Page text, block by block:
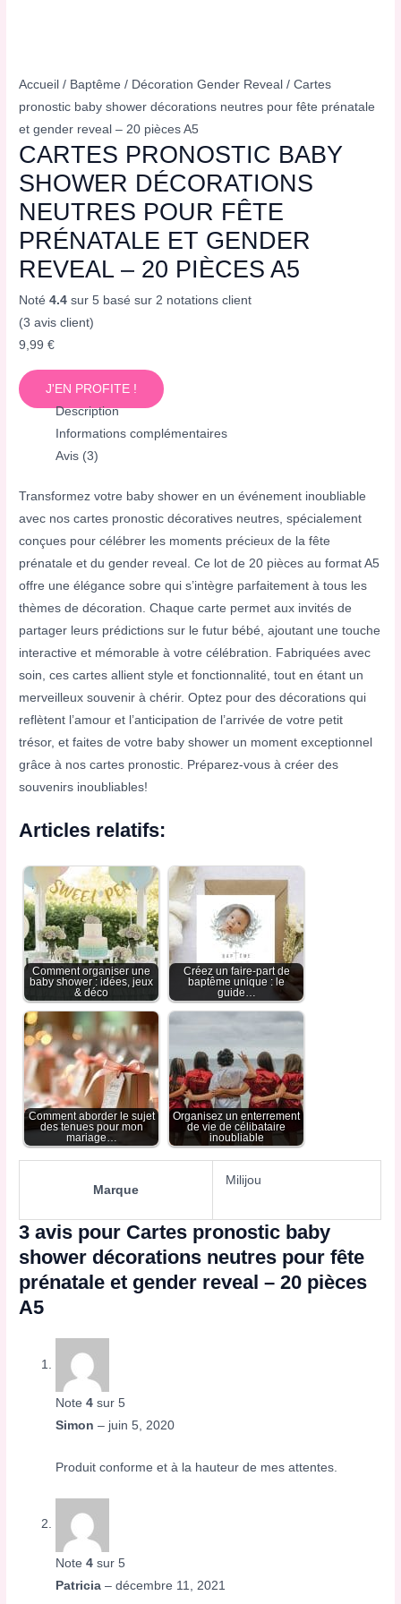
Accueil / Baptême / Décoration Gender Reveal / Cartes
pronostic baby shower décorations neutres pour fête prénatale
et gender reveal – 20 pièces A5
CARTES PRONOSTIC BABY
SHOWER DÉCORATIONS
NEUTRES POUR FÊTE
PRÉNATALE ET GENDER
REVEAL – 20 PIÈCES A5
Noté4.4 sur 5 basé sur 2 notations client
(3 avis client)
9,99€
J'EN PROFITE !
Description
Informations complémentaires
Avis (3)
Transformez votre baby shower en un événement inoubliable
avec nos cartes pronostic décoratives neutres, spécialement
conçues pour célébrer les moments précieux de la fête
prénatale et du gender reveal. Ce lot de 20 pièces au format A5
offre une élégance sobre qui s’intègre parfaitement à tous les
thèmes de décoration. Chaque carte permet aux invités de
partager leurs prédictions sur le futur bébé, ajoutant une touche
interactive et mémorable à votre célébration. Fabriquées avec
soin, ces cartes allient style et fonctionnalité, tout en étant un
merveilleux souvenir à chérir. Optez pour des décorations qui
reflètent l’amour et l’anticipation de l’arrivée de votre petit
trésor, et faites de votre baby shower un moment exceptionnel
grâce à nos cartes pronostic. Préparez-vous à créer des
souvenirs inoubliables!
Articles relatifs:
Comment organiser une
baby shower : idées, jeux
& déco
Créez un faire-part de
baptême unique : le
guide…
Comment aborder le sujet
des tenues pour mon
mariage…
Organisez un enterrement
de vie de célibataire
inoubliable
Marque
Milijou
3 avis pour Cartes pronostic baby
shower décorations neutres pour fête
prénatale et gender reveal – 20 pièces
A5
Note4 sur 5
Simon– juin 5, 2020
Produit conforme et à la hauteur de mes attentes.
Note4 sur 5
Patricia– décembre 11, 2021